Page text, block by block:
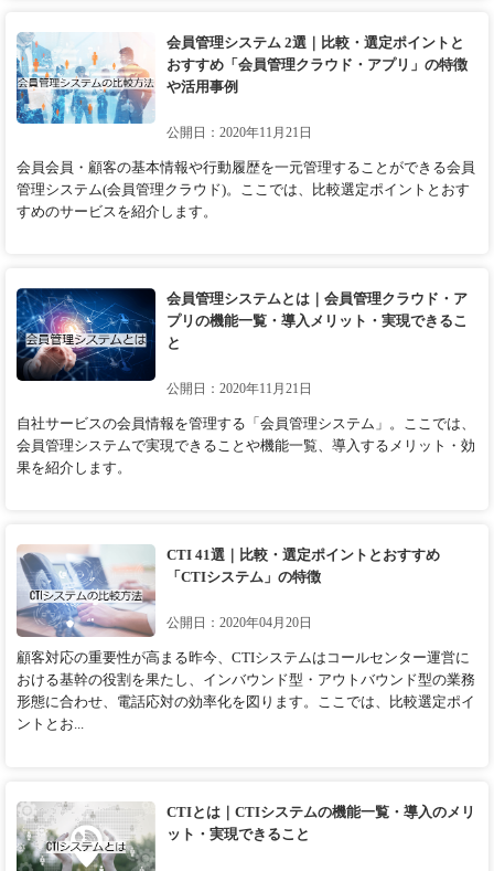
会員管理システム 2選｜比較・選定ポイントと
おすすめ「会員管理クラウド・アプリ」の特徴
や活用事例
公開日：2020年11月21日
会員会員・顧客の基本情報や行動履歴を一元管理することができる会員
管理システム(会員管理クラウド)。ここでは、比較選定ポイントとおす
すめのサービスを紹介します。
会員管理システムとは｜会員管理クラウド・ア
プリの機能一覧・導入メリット・実現できるこ
と
公開日：2020年11月21日
自社サービスの会員情報を管理する「会員管理システム」。ここでは、
会員管理システムで実現できることや機能一覧、導入するメリット・効
果を紹介します。
CTI 41選｜比較・選定ポイントとおすすめ
「CTIシステム」の特徴
公開日：2020年04月20日
顧客対応の重要性が高まる昨今、CTIシステムはコールセンター運営に
おける基幹の役割を果たし、インバウンド型・アウトバウンド型の業務
形態に合わせ、電話応対の効率化を図ります。ここでは、比較選定ポイ
ントとお...
CTIとは｜CTIシステムの機能一覧・導入のメリ
ット・実現できること